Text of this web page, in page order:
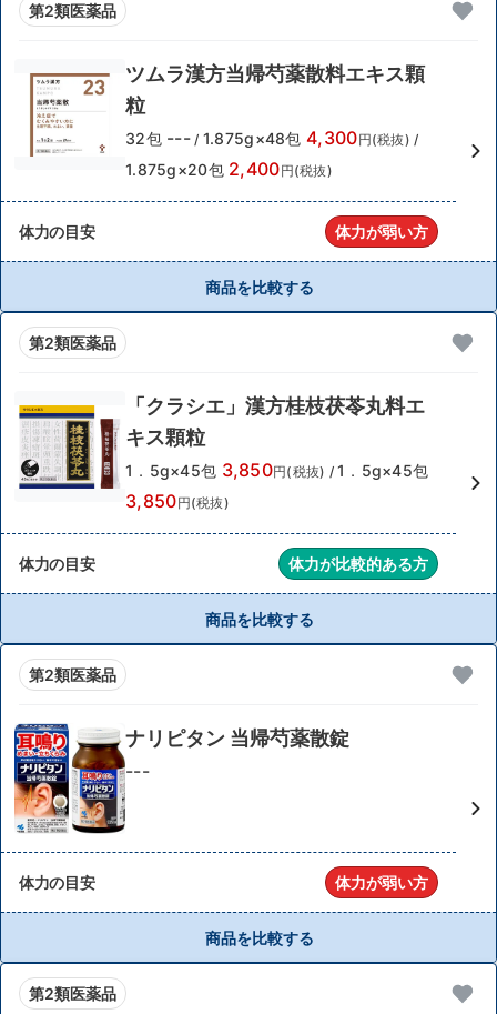
第2類医薬品
ツムラ漢方当帰芍薬散料エキス顆
粒
32包 --- / 1.875g×48包 4,300円(税抜) /
1.875g×20包 2,400円(税抜)
体力の目安 体力が弱い方
商品を比較する
第2類医薬品
「クラシエ」漢方桂枝茯苓丸料エ
キス顆粒
1．5g×45包 3,850円(税抜) / 1．5g×45包
3,850円(税抜)
体力の目安 体力が比較的ある方
商品を比較する
第2類医薬品
ナリピタン 当帰芍薬散錠
---
体力の目安 体力が弱い方
商品を比較する
第2類医薬品